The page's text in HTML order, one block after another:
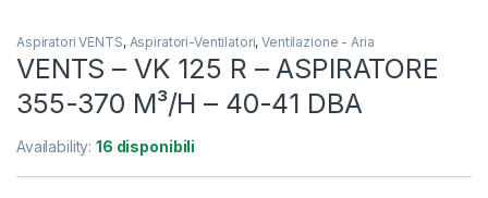
Aspiratori VENTS, Aspiratori-Ventilatori,Ventilazione - Aria
VENTS – VK 125 R – ASPIRATORE
355-370 M³/H – 40-41 DBA
Availability:16 disponibili